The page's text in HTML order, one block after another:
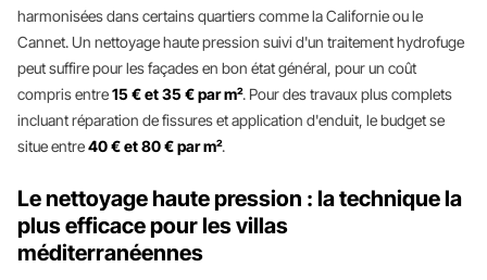
harmonisées dans certains quartiers comme la Californie ou le
Cannet. Un nettoyage haute pression suivi d'un traitement hydrofuge
peut suffire pour les façades en bon état général, pour un coût
compris entre15 € et 35 € par m². Pour des travaux plus complets
incluant réparation de fissures et application d'enduit, le budget se
situe entre40 € et 80 € par m².
Le nettoyage haute pression : la technique la
plus efficace pour les villas
méditerranéennes